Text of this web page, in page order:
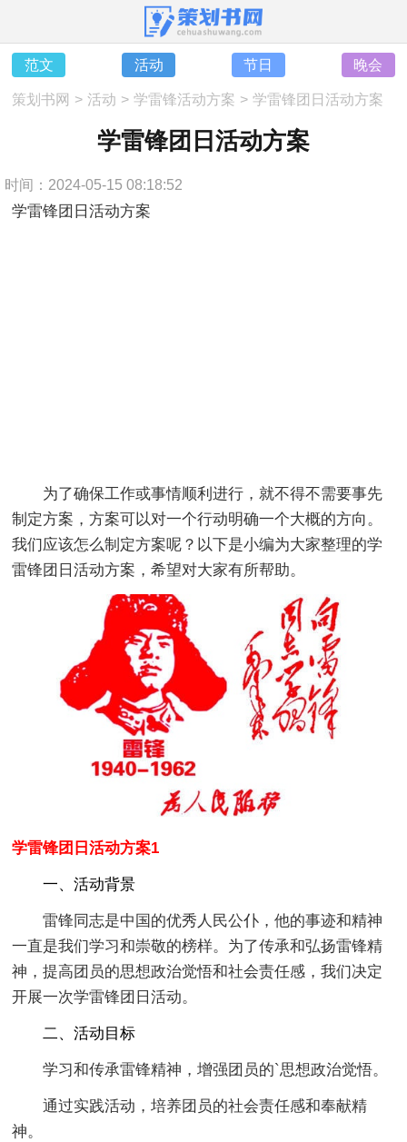
范文 活动 节日 晚会
策划书网 > 活动 > 学雷锋活动方案 > 学雷锋团日活动方案
学雷锋团日活动方案
时间：2024-05-15 08:18:52
学雷锋团日活动方案
为了确保工作或事情顺利进行，就不得不需要事先
制定方案，方案可以对一个行动明确一个大概的方向。
我们应该怎么制定方案呢？以下是小编为大家整理的学
雷锋团日活动方案，希望对大家有所帮助。
学雷锋团日活动方案1
一、活动背景
雷锋同志是中国的优秀人民公仆，他的事迹和精神
一直是我们学习和崇敬的榜样。为了传承和弘扬雷锋精
神，提高团员的思想政治觉悟和社会责任感，我们决定
开展一次学雷锋团日活动。
二、活动目标
学习和传承雷锋精神，增强团员的`思想政治觉悟。
通过实践活动，培养团员的社会责任感和奉献精
神。